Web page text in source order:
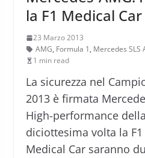
la F1 Medical Car
23 Marzo 2013
AMG, Formula 1, Mercedes SLS
1 min read
La sicurezza nel
2013 è firmata
High-performance
diciottesima volta la F1
Medical Car saranno